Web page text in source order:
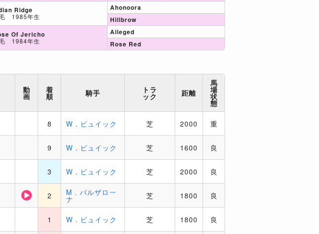
Ridge
1985年生
Of Jericho
1984年生
Ahonoora
Hillbrow
Alleged
Rose Red
動
画
着
順 騎手 トラ
ック 距離
馬
場
状
態
8 W．ビュイック 芝 2000 重
9 W．ビュイック 芝 1600 良
3 W．ビュイック 芝 2000 良
2 M．バルザロー
ナ 芝 1800 良
1 W．ビュイック 芝 1800 良